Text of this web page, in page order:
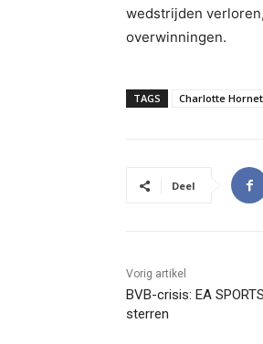
wedstrijden
overwinningen.
TAGS Charlotte
Deel
Vorig artikel
BVB-crisis: EA
sterren